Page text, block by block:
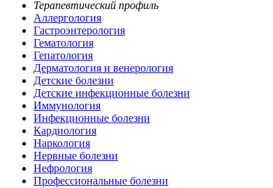
Терапевтический профиль
Аллергология
Гастроэнтерология
Гематология
Гепатология
Дерматология и венерология
Детские болезни
Детские инфекционные болезни
Иммунология
Инфекционные болезни
Кардиология
Наркология
Нервные болезни
Нефрология
Профессиональные болезни